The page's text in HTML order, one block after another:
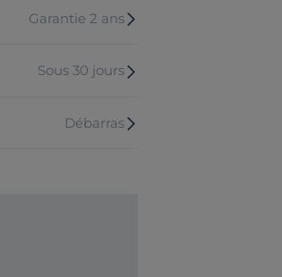
Garantie 2 ans
Sous 30 jours
Débarras